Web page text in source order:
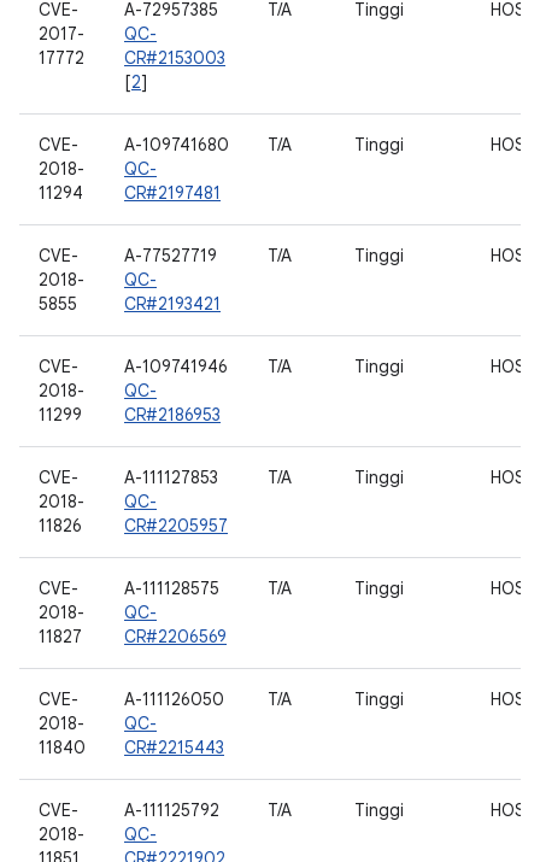
CVE-
2017-
17772
A-72957385
QC-
CR#2153003
[2]
T/A Tinggi HOST
CVE-
2018-
11294
A-109741680
QC-
CR#2197481
T/A Tinggi HOST
CVE-
2018-
5855
A-77527719
QC-
CR#2193421
T/A Tinggi HOST
CVE-
2018-
11299
A-109741946
QC-
CR#2186953
T/A Tinggi HOST
CVE-
2018-
11826
A-111127853
QC-
CR#2205957
T/A Tinggi HOST
CVE-
2018-
11827
A-111128575
QC-
CR#2206569
T/A Tinggi HOST
CVE-
2018-
11840
A-111126050
QC-
CR#2215443
T/A Tinggi HOST
CVE-
2018-
A-111125792
QC-
T/A Tinggi HOST